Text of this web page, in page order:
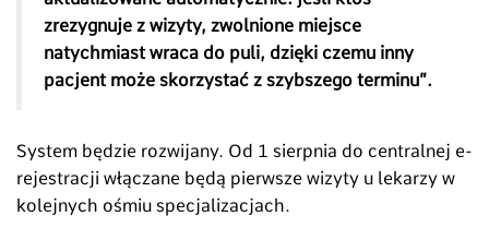
zrezygnuje z wizyty, zwolnione miejsce
natychmiast wraca do puli, dzięki czemu inny
pacjent może skorzystać z szybszego terminu”.
System będzie rozwijany. Od 1 sierpnia do centralnej e-
rejestracji włączane będą pierwsze wizyty u lekarzy w
kolejnych ośmiu specjalizacjach.